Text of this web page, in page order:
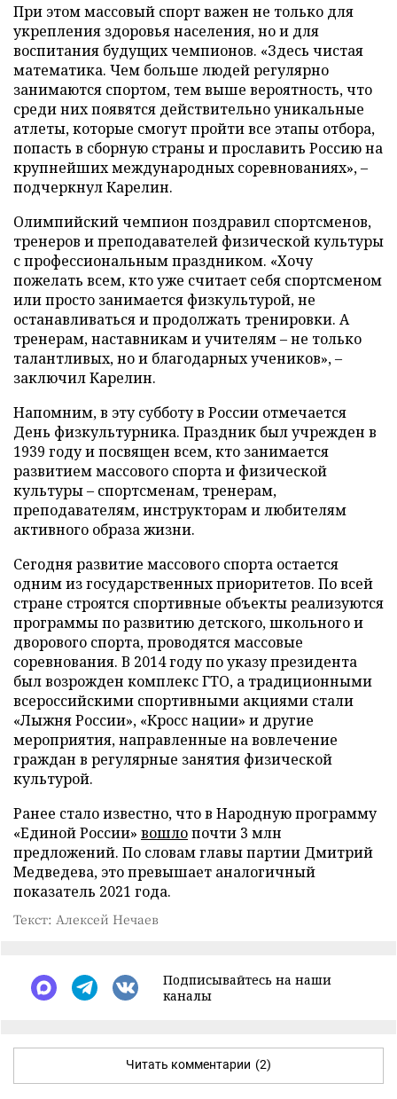
При этом массовый спорт важен не только для
укрепления здоровья населения, но и для
воспитания будущих чемпионов. «Здесь чистая
математика. Чем больше людей регулярно
занимаются спортом, тем выше вероятность, что
среди них появятся действительно уникальные
атлеты, которые смогут пройти все этапы отбора,
попасть в сборную страны и прославить Россию на
крупнейших международных соревнованиях», –
подчеркнул Карелин.
Олимпийский чемпион поздравил спортсменов,
тренеров и преподавателей физической культуры
с профессиональным праздником. «Хочу
пожелать всем, кто уже считает себя спортсменом
или просто занимается физкультурой, не
останавливаться и продолжать тренировки. А
тренерам, наставникам и учителям – не только
талантливых, но и благодарных учеников», –
заключил Карелин.
Напомним, в эту субботу в России отмечается
День физкультурника. Праздник был учрежден в
1939 году и посвящен всем, кто занимается
развитием массового спорта и физической
культуры – спортсменам, тренерам,
преподавателям, инструкторам и любителям
активного образа жизни.
Сегодня развитие массового спорта остается
одним из государственных приоритетов. По всей
стране строятся спортивные объекты реализуются
программы по развитию детского, школьного и
дворового спорта, проводятся массовые
соревнования. В 2014 году по указу президента
был возрожден комплекс ГТО, а традиционными
всероссийскими спортивными акциями стали
«Лыжня России», «Кросс нации» и другие
мероприятия, направленные на вовлечение
граждан в регулярные занятия физической
культурой.
Ранее стало известно, что в Народную программу
«Единой России» вошлопочти 3 млн
предложений. По словам главы партии Дмитрий
Медведева, это превышает аналогичный
показатель 2021 года.
Текст: Алексей Нечаев
Подписывайтесь на наши
каналы
Читать комментарии (2)